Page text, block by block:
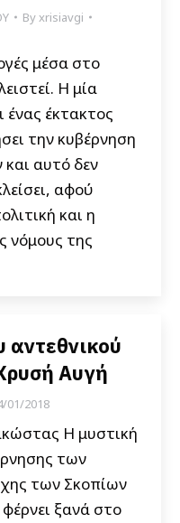
Byxrisiavgi
μέσα στο
Η μία
ένας έκτακτος
την κυβέρνηση
αυτό δεν
αφού
και η
νόμους της
αντεθνικού
Αυγή
01/2018
Η μυστική
των
των Σκοπίων
ξανά στο